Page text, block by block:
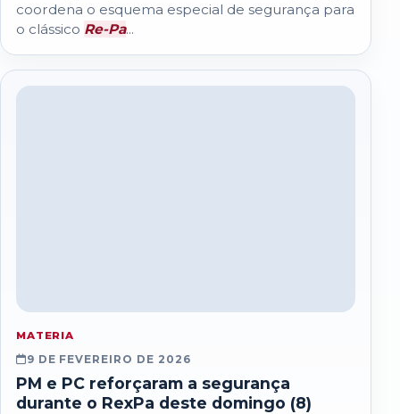
coordena o esquema especial de segurança para
o clássico Re-Pa...
MATERIA
9 DE FEVEREIRO DE 2026
PM e PC reforçaram a segurança
durante o RexPa deste domingo (8)